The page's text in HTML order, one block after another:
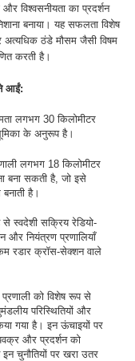
विश्वसनीयता का प्रदर्शन
बनाया। यह सफलता विशेष
अत्यधिक ठंडे मौसम जैसी विषम
करती है।
आईं:
लगभग 30 किलोमीटर
के अनुरूप है।
लगभग 18 किलोमीटर
बना सकती है, जो इसे
है।
स्वदेशी सक्रिय रेडियो-
और नियंत्रण प्रणालियाँ
रडार क्रॉस-सेक्शन वाले
को विशेष रूप से
परिस्थितियों और
गया है। इन ऊंचाइयों पर
और प्रदर्शन को
चुनौतियों पर खरा उतर